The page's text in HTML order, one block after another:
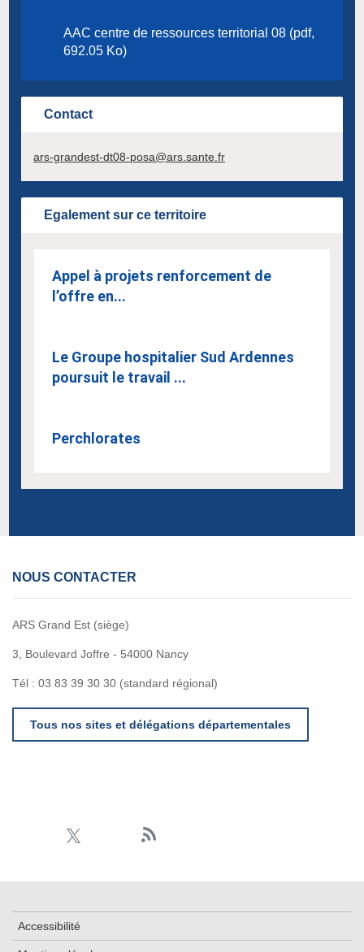
AAC centre de ressources territorial 08 (pdf,
692.05 Ko)
Contact
ars-grandest-dt08-posa@ars.sante.fr
Egalement sur ce territoire
Appel à projets renforcement de
l’offre en...
Le Groupe hospitalier Sud Ardennes
poursuit le travail ...
Perchlorates
NOUS CONTACTER
ARS Grand Est (siège)
3, Boulevard Joffre - 54000 Nancy
Tél : 03 83 39 30 30 (standard régional)
Tous nos sites et délégations départementales
Accessibilité